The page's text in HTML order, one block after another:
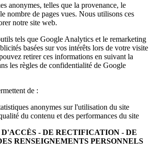
anonymes, telles que la provenance, le
nombre de pages vues. Nous utilisons ces
notre site web.
tels que Google Analytics et le remarketing
basées sur vos intérêts lors de votre visite
retirer ces informations en suivant la
les règles de confidentialité de Google
de :
anonymes sur l'utilisation du site
du contenu et des performances du site
- DE RECTIFICATION - DE
RENSEIGNEMENTS PERSONNELS